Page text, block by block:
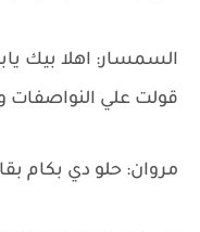
السمسار: اهلا بيك
قولت علي النواصفات
مروان: حلو دي بكام